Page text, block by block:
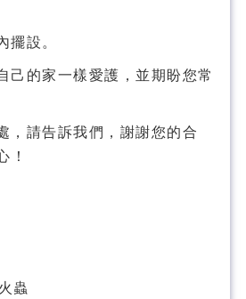
擺設。
己的家一樣愛護，並期盼您常
，請告訴我們，謝謝您的合
！
蟲